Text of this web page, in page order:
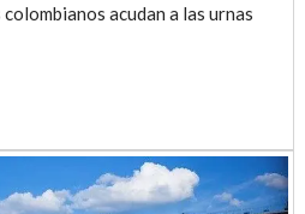
acudan a las urnas